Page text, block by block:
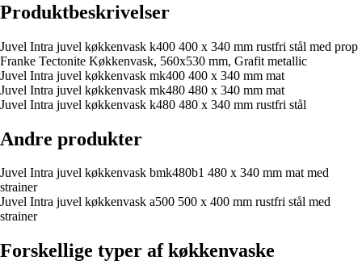
Produktbeskrivelser
Juvel Intra juvel køkkenvask k400 400 x 340 mm rustfri stål med prop
Franke Tectonite Køkkenvask, 560x530 mm, Grafit metallic
Juvel Intra juvel køkkenvask mk400 400 x 340 mm mat
Juvel Intra juvel køkkenvask mk480 480 x 340 mm mat
Juvel Intra juvel køkkenvask k480 480 x 340 mm rustfri stål
Andre produkter
Juvel Intra juvel køkkenvask bmk480b1 480 x 340 mm mat med
strainer
Juvel Intra juvel køkkenvask a500 500 x 400 mm rustfri stål med
strainer
Forskellige typer af køkkenvaske